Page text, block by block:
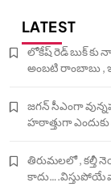
LATEST
లోకేష్ రెడ్ బుక్ కు
అంబటి రాంబాబు ,
జగన్ సీఎంగా
హఠాత్తుగా
తిరుమలలో , కల్తీ
కాదు….విస్తుపోయే